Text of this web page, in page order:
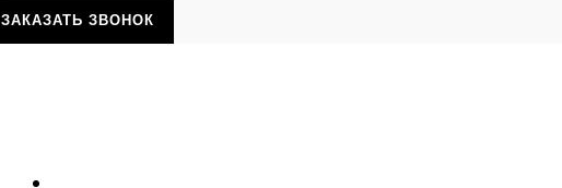
ЗАКАЗАТЬ ЗВОНОК